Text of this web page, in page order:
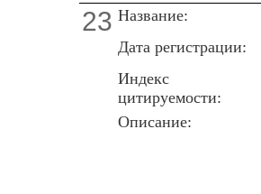
23 Название:
Дата регистрации:
Индекс
цитируемости:
Описание: